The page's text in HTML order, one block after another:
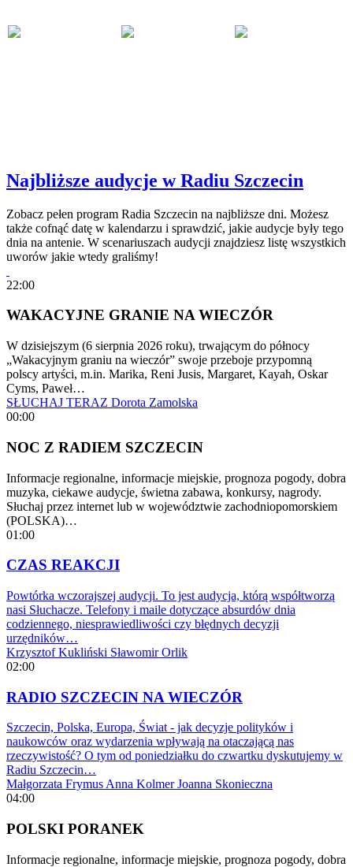
Najbliższe audycje w Radiu Szczecin
Zobacz pełen program Radia Szczecin na najbliższe dni. Możesz
także cofnąć datę w kalendarzu i sprawdzić, jakie audycje były tego
dnia na antenie. W scenariuszach audycji znajdziesz listę wszystkich
uworów jakie wtedy graliśmy!
22:00
WAKACYJNE GRANIE NA WIECZÓR
W dzisiejszym (6 sierpnia 2026 roku), trwającym do północy
„Wakacyjnym graniu na wieczór” swoje przeboje przypomną
polscy artyści, m.in. Marika, Reni Jusis, Margaret, Kayah, Oskar
Cyms, Paweł…
SŁUCHAJ TERAZ Dorota Zamolska
00:00
NOC Z RADIEM SZCZECIN
Informacje regionalne, informacje miejskie, prognoza pogody, dobra
muzyka, ciekawe audycje, świetna zabawa, konkursy, nagrody.
Słuchaj przez internet lub w województwie zachodniopomorskiem
(POLSKA)…
01:00
CZAS REAKCJI
Powtórka wczorajszej audycji. To jest audycja, którą współtworzą
nasi Słuchacze. Telefony i maile dotyczące absurdów dnia
codziennego, niesprawiedliwości czy błędnych decyzji
urzędników…
Krzysztof Kukliński Sławomir Orlik
02:00
RADIO SZCZECIN NA WIECZÓR
Szczecin, Polska, Europa, Świat - jak decyzje polityków i
naukowców oraz wydarzenia wpływają na otaczającą nas
rzeczywistość? O tym od poniedziałku do czwartku dyskutujemy w
Radiu Szczecin…
Małgorzata FrymusAnna Kolmer Joanna Skonieczna
04:00
POLSKI PORANEK
Informacje regionalne, informacje miejskie, prognoza pogody, dobra